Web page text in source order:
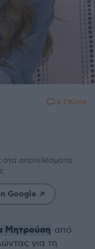
8 ΣΧΟΛΙΑ
στα αποτελέσματα
Google
Μητρούση από
για τη